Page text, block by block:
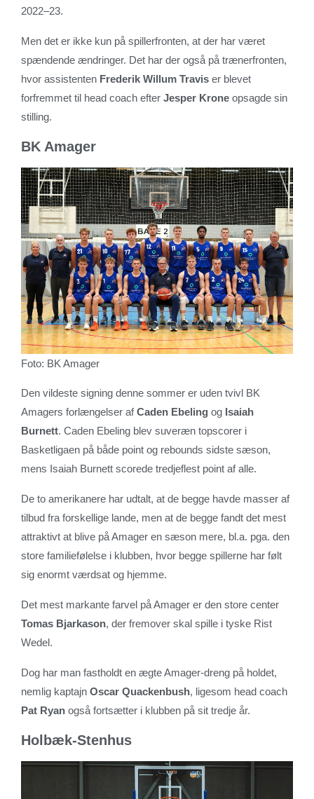
2022–23.
Men det er ikke kun på spillerfronten, at der har været
spændende ændringer. Det har der også på trænerfronten,
hvor assistenten Frederik Willum Travis er blevet
forfremmet til head coach efter Jesper Krone opsagde sin
stilling.
BK Amager
Foto: BK Amager
Den vildeste signing denne sommer er uden tvivl BK
Amagers forlængelser afCaden Ebeling og Isaiah
Burnett. Caden Ebeling blev suveræn topscorer i
Basketligaen på både point og rebounds sidste sæson,
mens Isaiah Burnett scorede tredjeflest point af alle.
De to amerikanere har udtalt, at de begge havde masser af
tilbud fra forskellige lande, men at de begge fandt det mest
attraktivt at blive på Amager en sæson mere, bl.a. pga. den
store familiefølelse i klubben, hvor begge spillerne har følt
sig enormt værdsat og hjemme.
Det mest markante farvel på Amager er den store center
Tomas Bjarkason, der fremover skal spille i tyske Rist
Wedel.
Dog har man fastholdt en ægte Amager-dreng på holdet,
nemlig kaptajn Oscar Quackenbush, ligesom head coach
Pat Ryan også fortsætter i klubben på sit tredje år.
Holbæk-Stenhus